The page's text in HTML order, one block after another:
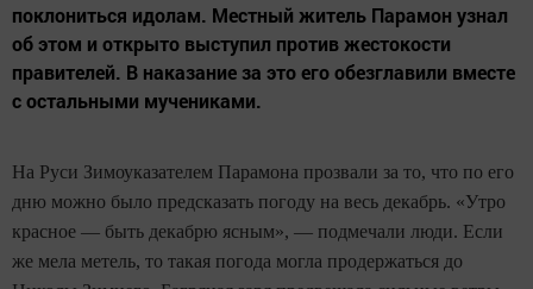
поклониться идолам. Местный житель Парамон узнал
об этом и открыто выступил против жестокости
правителей. В наказание за это его обезглавили вместе
с остальными мучениками.
На Руси Зимоуказателем Парамона прозвали за то, что по его
дню можно было предсказать погоду на весь декабрь. «Утро
красное — быть декабрю ясным», — подмечали люди. Если
же мела метель, то такая погода могла продержаться до